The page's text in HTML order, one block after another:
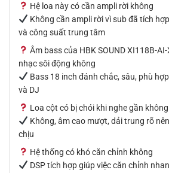
Hệ loa này có cần ampli rời không
Không cần ampli rời vì sub đã tích
và công suất trung tâm
Âm bass của HBK SOUND XI118B-
nhạc sôi động không
Bass 18 inch đánh chắc, sâu, phù
và DJ
Loa cột có bị chói khi nghe gần không
Không, âm cao mượt, dải trung rõ
chịu
Hệ thống có khó căn chỉnh không
DSP tích hợp giúp việc căn chỉnh